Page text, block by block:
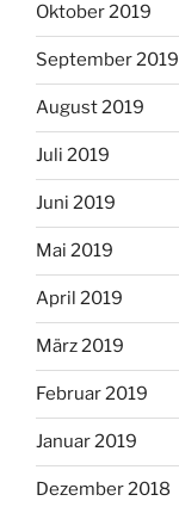
Oktober 2019
September 2019
August 2019
Juli 2019
Juni 2019
Mai 2019
April 2019
März 2019
Februar 2019
Januar 2019
Dezember 2018